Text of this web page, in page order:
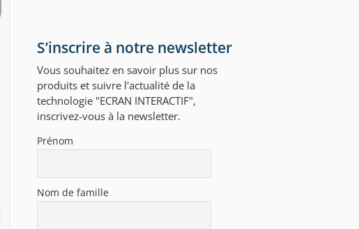
S’inscrire à notre newsletter
Vous souhaitez en savoir plus sur nos
produits et suivre l'actualité de la
technologie "ECRAN INTERACTIF",
inscrivez-vous à la newsletter.
Prénom
Nom de famille